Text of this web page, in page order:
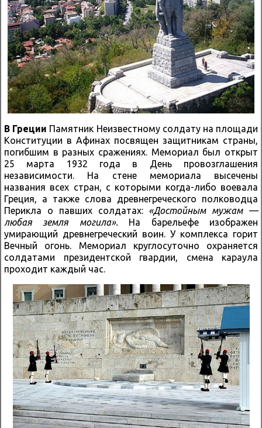
В Греции Памятник Неизвестному солдату на площади
Конституции в Афинах посвящен защитникам страны,
погибшим в разных сражениях. Мемориал был открыт
25 марта 1932 года в День провозглашения
независимости. На стене мемориала высечены
названия всех стран, с которыми когда-либо воевала
Греция, а также слова древнегреческого полководца
Перикла о павших солдатах: «Достойным мужам —
любая земля могила».На барельефе изображен
умирающий древнегреческий воин. У комплекса горит
Вечный огонь. Мемориал круглосуточно охраняется
солдатами президентской гвардии, смена караула
проходит каждый час.